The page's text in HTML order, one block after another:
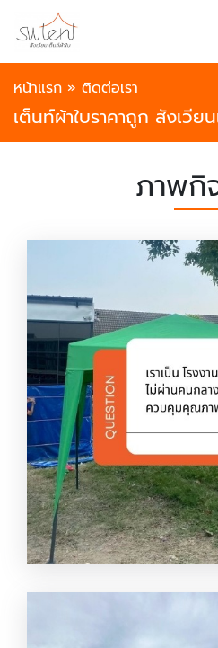
หน้าแรก » ติดต่อเรา
เต็นท์ผ้าใบราคาถูก สังเวีย
ภาพกิ